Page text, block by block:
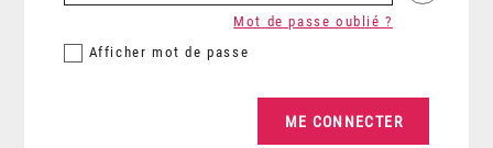
Afficher mot de passe
Mot de passe oublié ?